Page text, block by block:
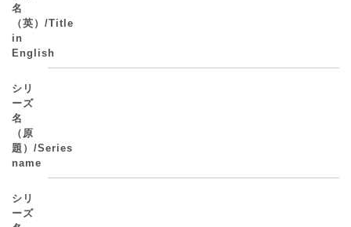
名
（英）/Title
in
English
シリ
ーズ
名
（原
題）/Series
name
シリ
ーズ